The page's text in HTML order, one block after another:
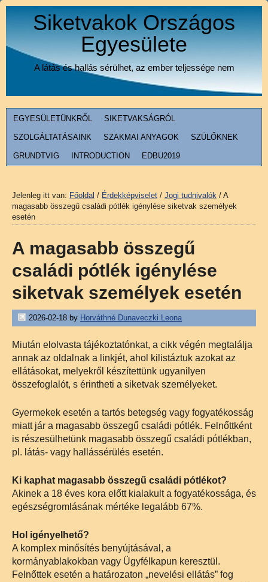
Siketvakok Országos
Egyesülete
A látás és hallás sérülhet, az ember teljessége nem
EGYESÜLETÜNKRŐL SIKETVAKSÁGRÓL
SZOLGÁLTATÁSAINK SZAKMAI ANYAGOK SZÜLŐKNEK
GRUNDTVIG INTRODUCTION EDBU2019
Jelenleg itt van: Főoldal / Érdekképviselet / Jogi tudnivalók / A
magasabb összegű családi pótlék igénylése siketvak személyek
esetén
A magasabb összegű
családi pótlék igénylése
siketvak személyek esetén
2026-02-18 by Horváthné Dunaveczki Leona
Miután elolvasta tájékoztatónkat, a cikk végén megtalálja
annak az oldalnak a linkjét, ahol kilistáztuk azokat az
ellátásokat, melyekről készítettünk ugyanilyen
összefoglalót, s érintheti a siketvak személyeket.
Gyermekek esetén a tartós betegség vagy fogyatékosság
miatt jár a magasabb összegű családi pótlék. Felnőttként
is részesülhetünk magasabb összegű családi pótlékban,
pl. látás- vagy hallássérülés esetén.
Ki kaphat magasabb összegű családi pótlékot?
Akinek a 18 éves kora előtt kialakult a fogyatékossága, és
egészségromlásának mértéke legalább 67%.
Hol igényelhető?
A komplex minősítés benyújtásával, a
kormányablakokban vagy Ügyfélkapun keresztül.
Felnőttek esetén a határozaton „nevelési ellátás” fog